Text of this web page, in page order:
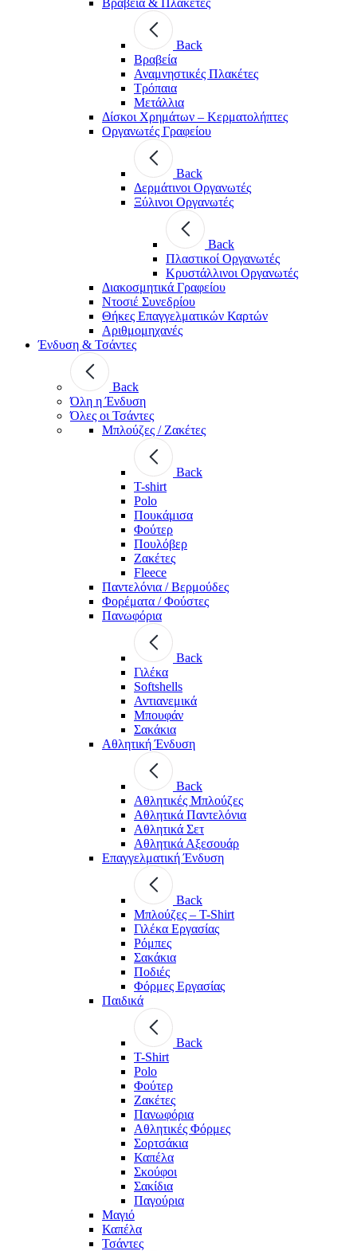
Back
Βραβεία
Αναμνηστικές Πλακέτες
Τρόπαια
Μετάλλια
Δίσκοι Χρημάτων – Κερματολήπτες
Οργανωτές Γραφείου
Back
Δερμάτινοι Οργανωτές
Ξύλινοι Οργανωτές
Back
Πλαστικοί Οργανωτές
Κρυστάλλινοι Οργανωτές
Διακοσμητικά Γραφείου
Ντοσιέ Συνεδρίου
Θήκες Επαγγελματικών Καρτών
Αριθμομηχανές
Ένδυση & Τσάντες
Back
Όλη η Ένδυση
Όλες οι Τσάντες
Μπλούζες / Ζακέτες
Back
T-shirt
Polo
Πουκάμισα
Φούτερ
Πουλόβερ
Ζακέτες
Fleece
Παντελόνια / Βερμούδες
Φορέματα / Φούστες
Πανωφόρια
Back
Γιλέκα
Softshells
Αντιανεμικά
Μπουφάν
Σακάκια
Αθλητική Ένδυση
Back
Aθλητικές Μπλούζες
Αθλητικά Παντελόνια
Αθλητικά Σετ
Αθλητικά Αξεσουάρ
Επαγγελματική Ένδυση
Back
Μπλούζες – T-Shirt
Γιλέκα Εργασίας
Ρόμπες
Σακάκια
Ποδιές
Φόρμες Εργασίας
Παιδικά
Back
T-Shirt
Polo
Φούτερ
Ζακέτες
Πανωφόρια
Αθλητικές Φόρμες
Σορτσάκια
Καπέλα
Σκούφοι
Σακίδια
Παγούρια
Μαγιό
Καπέλα
Τσάντες